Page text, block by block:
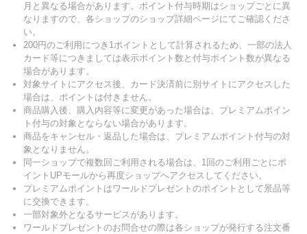
月と異なる場合があります。ポイント付与時期はショップごとに異
なりますので、各ショップのショップ詳細ページにてご確認くださ
い。
200円のご利用につき1ポイントとして計算されるため、一部の法人
カード等につきましては表示ポイント数と付与ポイント数が異なる
場合があります。
対象サイトにアクセス後、カード決済前に別サイトにアクセスした
場合は、ポイントは付きません。
商品購入後、購入内容等に変更があった場合は、プレミアムポイン
ト付与の対象とならない場合があります。
商品をキャンセル・返品した場合は、プレミアムポイント付与の対
象となりません。
同一ショップで複数回ご利用される場合は、1回のご利用ごとにポ
イントUPモールから再度ショップへアクセスしてください。
プレミアムポイントはワールドプレゼントのポイントとして景品等
に交換できます。
一部対象外となるサービスがあります。
ワールドプレゼントのお問合せの際は各ショップが発行する注文番